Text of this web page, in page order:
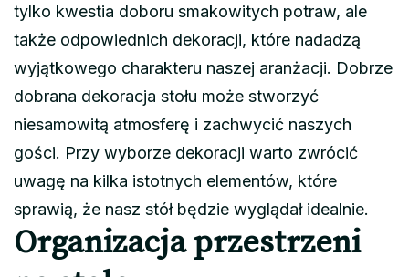
tylko kwestia doboru smakowitych potraw, ale
także odpowiednich dekoracji, które nadadzą
wyjątkowego charakteru naszej aranżacji. Dobrze
dobrana dekoracja stołu może stworzyć
niesamowitą atmosferę i zachwycić naszych
gości. Przy wyborze dekoracji warto zwrócić
uwagę na kilka istotnych elementów, które
sprawią, że nasz stół będzie wyglądał idealnie.
Organizacja przestrzeni